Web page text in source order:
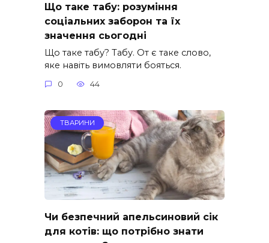
Що таке табу: розуміння
соціальних заборон та їх
значення сьогодні
Що таке табу? Табу. От є таке слово,
яке навіть вимовляти бояться.
0 44
ТВАРИНИ
Чи безпечний апельсиновий сік
для котів: що потрібно знати